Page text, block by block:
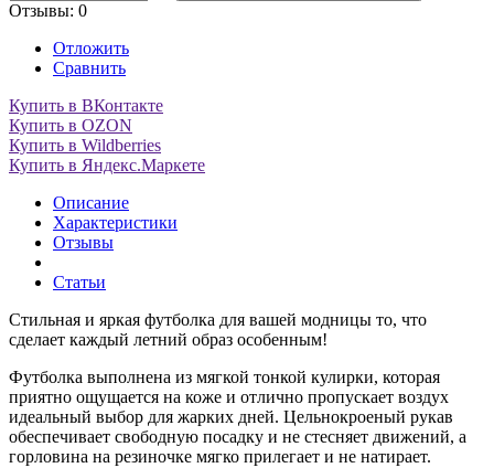
Отзывы: 0
Отложить
Сравнить
Купить в ВКонтакте
Купить в OZON
Купить в Wildberries
Купить в Яндекс.Маркете
Описание
Характеристики
Отзывы
Статьи
Стильная и яркая футболка для вашей модницы то, что
сделает каждый летний образ особенным!
Футболка выполнена из мягкой тонкой кулирки, которая
приятно ощущается на коже и отлично пропускает воздух
идеальный выбор для жарких дней. Цельнокроеный рукав
обеспечивает свободную посадку и не стесняет движений, а
горловина на резиночке мягко прилегает и не натирает.